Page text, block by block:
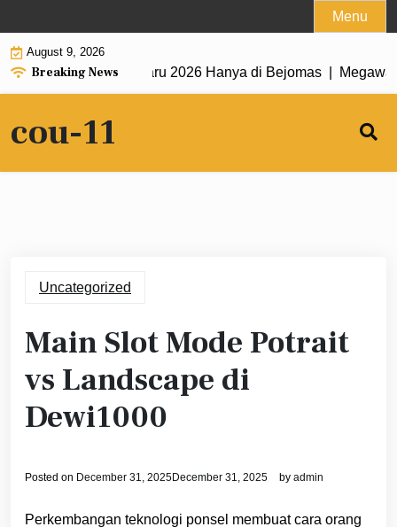
to
content
Menu
August 9, 2026
Breaking News
Habanero Terbaru 2026 Hanya di Bejomas |
cou-11
Uncategorized
Main Slot Mode Potrait
vs Landscape di
Dewi1000
Posted on December 31, 2025December 31, 2025 by admin
Perkembangan teknologi ponsel membuat cara orang